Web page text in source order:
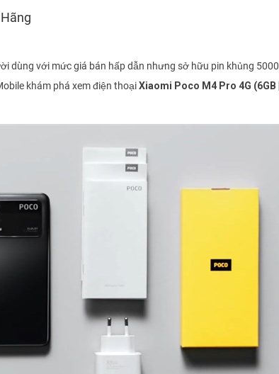
dùng với mức giá bán hấp dẫn nhưng sở hữu pin khủng 5000
khám phá xem điện thoạiXiaomi Poco M4 Pro 4G (6GB |